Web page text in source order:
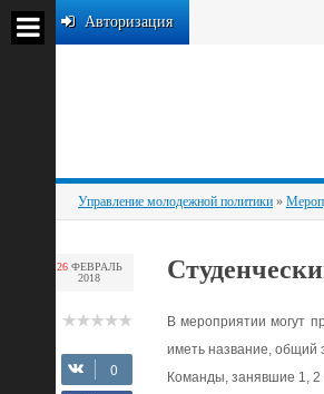
Авторизация
Управление молодежной политики »
26ФЕВРАЛЬ
2018
В мероприятии могут
иметь название, общий
Команды, занявшие 1, 2